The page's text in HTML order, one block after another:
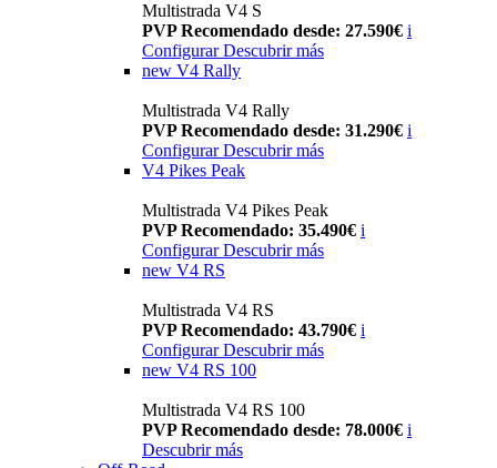
Multistrada V4 S
PVP Recomendado desde: 27.590€ i
Configurar Descubrir más
new V4 Rally
Multistrada V4 Rally
PVP Recomendado desde: 31.290€ i
Configurar Descubrir más
V4 Pikes Peak
Multistrada V4 Pikes Peak
PVP Recomendado: 35.490€ i
Configurar Descubrir más
new V4 RS
Multistrada V4 RS
PVP Recomendado: 43.790€ i
ConfigurarDescubrir más
new V4 RS 100
Multistrada V4 RS 100
PVP Recomendado desde: 78.000€ i
Descubrir más